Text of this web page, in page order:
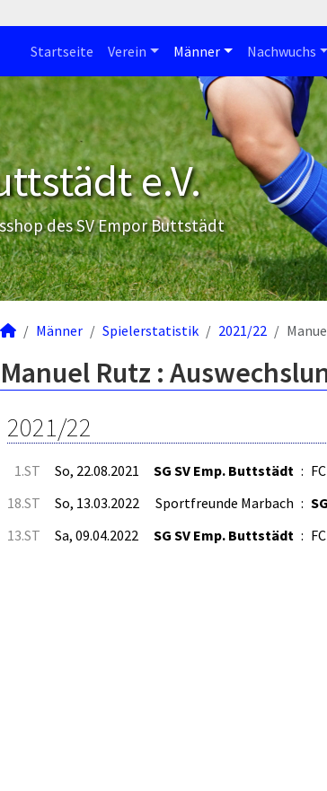
Startseite Verein Männer Nachwuchs
e.V.
des SV Empor Buttstädt
Männer Spielerstatistik 2021/22
Manuel Rutz :
2021/22
1.ST So, 22.08.2021 SG SV Emp. Buttstädt :
18.ST So, 13.03.2022 Sportfreunde Marbach :
13.ST Sa, 09.04.2022 SG SV Emp. Buttstädt :